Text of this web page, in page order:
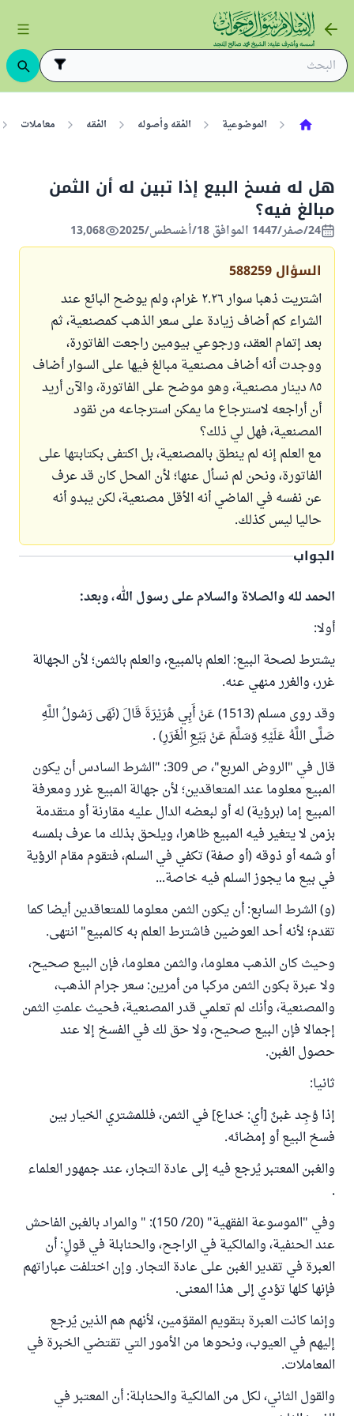
الموضوعية الفقه وأصوله الفقه معاملات
هل له فسخ البيع إذا تبين له أن الثمن
مبالغ فيه؟
24/صفر/1447 الموافق 18/أغسطس/2025 13,068
السؤال 588259
اشتريت ذهبا سوار ٢.٢٦ غرام، ولم يوضح البائع عند
الشراء كم أضاف زيادة على سعر الذهب كمصنعية، ثم
بعد إتمام العقد، ورجوعي بيومين راجعت الفاتورة،
ووجدت أنه أضاف مصنعية مبالغ فيها على السوار أضاف
٨٥ دينار مصنعية، وهو موضح على الفاتورة، والآن أريد
أن أراجعه لاسترجاع ما يمكن استرجاعه من نقود
المصنعية، فهل لي ذلك؟
مع العلم إنه لم ينطق بالمصنعية، بل اكتفى بكتابتها على
الفاتورة، ونحن لم نسأل عنها؛ لأن المحل كان قد عرف
عن نفسه في الماضي أنه الأقل مصنعية، لكن يبدو أنه
حاليا ليس كذلك.
الجواب
الحمد لله والصلاة والسلام على رسول الله، وبعد:
أولا:
يشترط لصحة البيع: العلم بالمبيع، والعلم بالثمن؛ لأن الجهالة
غرر، والغرر منهي عنه.
وقد روى مسلم (1513) عَنْ أَبِي هُرَيْرَةَ قَالَ (نَهَى رَسُولُ اللَّهِ
صَلَّى اللَّهُ عَلَيْهِ وَسَلَّمَ عَنْ بَيْعِ الْغَرَرِ) .
قال في "الروض المربع"، ص 309: "الشرط السادس أن يكون
المبيع معلوما عند المتعاقدين؛ لأن جهالة المبيع غرر ومعرفة
المبيع إما (برؤية) له أو لبعضه الدال عليه مقارنة أو متقدمة
بزمن لا يتغير فيه المبيع ظاهرا، ويلحق بذلك ما عرف بلمسه
أو شمه أو ذوقه (أو صفة) تكفي في السلم، فتقوم مقام الرؤية
في بيع ما يجوز السلم فيه خاصة...
(و) الشرط السابع: أن يكون الثمن معلوما للمتعاقدين أيضا كما
تقدم؛ لأنه أحد العوضين فاشترط العلم به كالمبيع" انتهى.
وحيث كان الذهب معلوما، والثمن معلوما، فإن البيع صحيح،
ولا عبرة بكون الثمن مركبا من أمرين: سعر جرام الذهب،
والمصنعية، وأنك لم تعلمي قدر المصنعية، فحيث علمتِ الثمن
إجمالا فإن البيع صحيح، ولا حق لك في الفسخ إلا عند
حصول الغبن.
ثانيا:
إذا وُجِد غبنٌ [أي: خداع] في الثمن، فللمشتري الخيار بين
فسخ البيع أو إمضائه.
والغبن المعتبر يُرجع فيه إلى عادة التجار، عند جمهور العلماء
.
وفي "الموسوعة الفقهية" (20/ 150): " والمراد بالغبن الفاحش
عند الحنفية، والمالكية في الراجح، والحنابلة في قولٍ: أن
العبرة في تقدير الغبن على عادة التجار. وإن اختلفت عباراتهم
فإنها كلها تؤدي إلى هذا المعنى.
وإنما كانت العبرة بتقويم المقوّمين، لأنهم هم الذين يُرجع
إليهم في العيوب، ونحوها من الأمور التي تقتضي الخبرة في
المعاملات.
والقول الثاني، لكل من المالكية والحنابلة: أن المعتبر في